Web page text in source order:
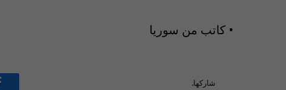
• كاتب من سوريا
شاركها.